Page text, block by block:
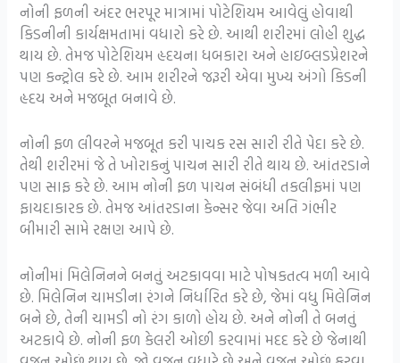
નોની ફળની અંદર ભરપૂર માત્રામાં પોટેશિયમ આવેલું હોવાથી
કિડનીની કાર્યક્ષમતામાં વધારો કરે છે. આથી શરીરમાં લોહી શુદ્ધ
થાય છે. તેમજ પોટેશિયમ હૃદયના ધબકારા અને હાઇબ્લડપ્રેશરને
પણ કન્ટ્રોલ કરે છે. આમ શરીરને જરૂરી એવા મુખ્ય અંગો કિડની
હૃદય અને મજબૂત બનાવે છે.
નોની ફળ લીવરને મજબૂત કરી પાચક રસ સારી રીતે પેદા કરે છે.
તેથી શરીરમાં જે તે ખોરાકનું પાચન સારી રીતે થાય છે. આંતરડાને
પણ સાફ કરે છે. આમ નોની ફળ પાચન સંબંધી તકલીફમાં પણ
ફાયદાકારક છે. તેમજ આંતરડાના કેન્સર જેવા અતિ ગંભીર
બીમારી સામે રક્ષણ આપે છે.
નોનીમાં મિલેનિનને બનતું અટકાવવા માટે પોષકતત્વ મળી આવે
છે. મિલેનિન ચામડીના રંગને નિર્ધારિત કરે છે, જેમાં વધુ મિલેનિન
બને છે, તેની ચામડી નો રંગ કાળો હોય છે. અને નોની તે બનતું
અટકાવે છે. નોની ફળ કેલરી ઓછી કરવામાં મદદ કરે છે જેનાથી